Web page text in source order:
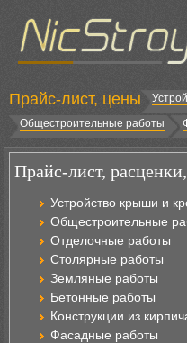
Прайс-лист, цены
Общестроительные работы
Прайс-лист,
Устройство крыши и
Общестроительные
Отделочные работы
Столярные работы
Земляные работы
Бетонные работы
Конструкции из
Фасадные работы